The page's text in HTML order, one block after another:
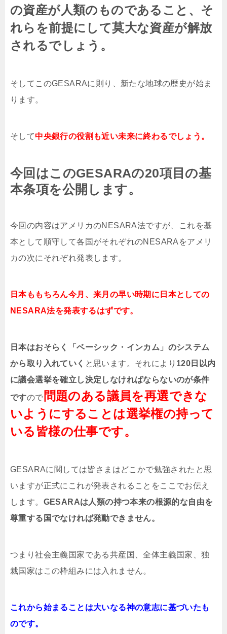
の資産が人類のものであること、そ
れらを前提にして莫大な資産が解放
されるでしょう。
そしてこのGESARAに則り、新たな地球の歴史が始ま
ります。
そして中央銀行の役割も近い未来に終わるでしょう。
今回はこのGESARAの20項目の基
本条項を公開します。
今回の内容はアメリカのNESARA法ですが、これを基
本として順守して各国がそれぞれのNESARAをアメリ
カの次にそれぞれ発表します。
日本ももちろん今月、来月の早い時期に日本としての
NESARA法を発表するはずです。
日本はおそらく「ベーシック・インカム」のシステム
から取り入れていく と思います。それにより 120日以内
に議会選挙を確立し決定しなければならないのが条件
ですので 問題のある議員を再選できな
いようにすることは選挙権の持って
いる皆様の仕事です。
GESARAに関しては皆さまはどこかで勉強されたと思
いますが正式にこれが発表されることをここでお伝え
します。 GESARAは人類の持つ本来の根源的な自由を
尊重する国でなければ発動できません。
つまり社会主義国家である共産国、全体主義国家、独
裁国家はこの枠組みには入れません。
これから始まることは大いなる神の意志に基づいたも
のです。